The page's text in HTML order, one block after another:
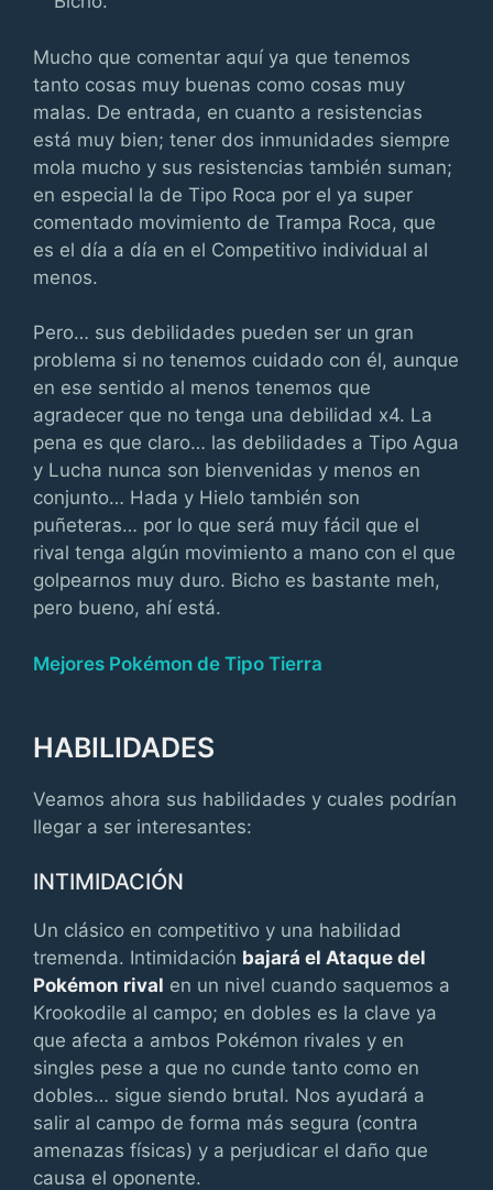
Mucho que comentar aquí ya que tenemos
tanto cosas muy buenas como cosas muy
malas. De entrada, en cuanto a resistencias
está muy bien; tener dos inmunidades siempre
mola mucho y sus resistencias también suman;
en especial la de Tipo Roca por el ya super
comentado movimiento de Trampa Roca, que
es el día a día en el Competitivo individual al
menos.
Pero… sus debilidades pueden ser un gran
problema si no tenemos cuidado con él, aunque
en ese sentido al menos tenemos que
agradecer que no tenga una debilidad x4. La
pena es que claro… las debilidades a Tipo Agua
y Lucha nunca son bienvenidas y menos en
conjunto… Hada y Hielo también son
puñeteras… por lo que será muy fácil que el
rival tenga algún movimiento a mano con el que
golpearnos muy duro. Bicho es bastante meh,
pero bueno, ahí está.
Mejores Pokémon de Tipo Tierra
HABILIDADES
Veamos ahora sus habilidades y cuales podrían
llegar a ser interesantes:
INTIMIDACIÓN
Un clásico en competitivo y una habilidad
tremenda. Intimidación bajará el Ataque del
Pokémon rival en un nivel cuando saquemos a
Krookodile al campo; en dobles es la clave ya
que afecta a ambos Pokémon rivales y en
singles pese a que no cunde tanto como en
dobles… sigue siendo brutal. Nos ayudará a
salir al campo de forma más segura (contra
amenazas físicas) y a perjudicar el daño que
causa el oponente.